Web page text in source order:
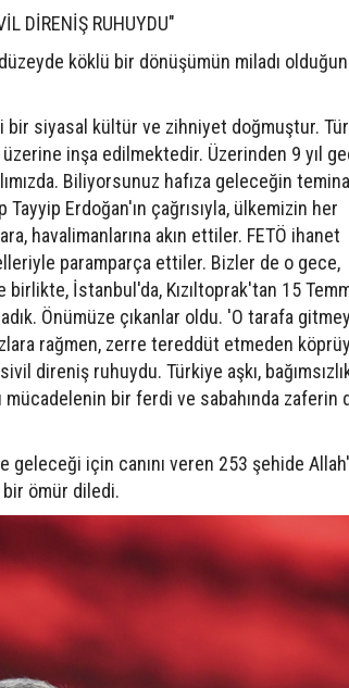
DİRENİŞ RUHUYDU"
köklü bir dönüşümün miladı
siyasal kültür ve zihniyet doğmuştur.
inşa edilmektedir. Üzerinden 9 yıl
Biliyorsunuz hafıza geleceğin
Tayyip Erdoğan'ın çağrısıyla, ülkemizin her
havalimanlarına akın ettiler. FETÖ ihanet
paramparça ettiler. Bizler de o gece,
birlikte, İstanbul'da, Kızıltoprak'tan 15
Önümüze çıkanlar oldu. 'O tarafa
rağmen, zerre tereddüt etmeden
direniş ruhuydu. Türkiye aşkı,
bir ferdi ve sabahında zaferin
geleceği için canını veren 253 şehide
bir ömür diledi.